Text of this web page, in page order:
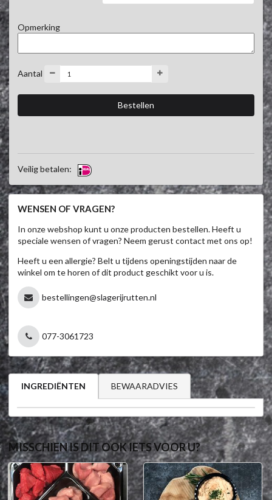
Opmerking
Aantal
Veilig betalen:
WENSEN OF VRAGEN?
In onze webshop kunt u onze producten bestellen. Heeft u
speciale wensen of vragen? Neem gerust contact met ons op!
Heeft u een allergie? Belt u tijdens openingstijden naar de
winkel om te horen of dit product geschikt voor u is.
bestellingen@slagerijrutten.nl
077-3061723
INGREDIËNTEN BEWAARADVIES
MISSCHIEN IS DIT OOK IETS VOOR U?